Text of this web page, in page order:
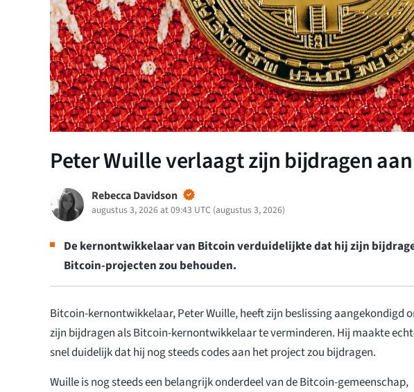
Peter Wuille verlaagt zijn bijdragen
Rebecca Davidson
augustus 3, 2026 at 09:43 UTC (augustus 3, 2026)
De kernontwikkelaar van Bitcoin verduidelijkte dat hij zijn
Bitcoin-projecten zou behouden.
Bitcoin-kernontwikkelaar, Peter Wuille, heeft zijn beslissing aangekondigd
zijn bijdragen als Bitcoin-kernontwikkelaar te verminderen. Hij maakte
snel duidelijk dat hij nog steeds codes aan het project zou bijdragen.
Wuille is nog steeds een belangrijk onderdeel van de Bitcoin-gemeenschap,